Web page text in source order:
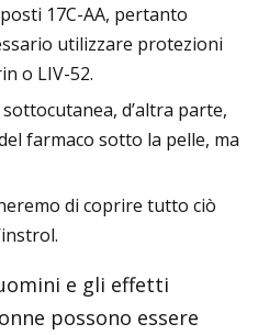
17C-AA, pertanto
utilizzare protezioni
o LIV-52.
d’altra parte,
farmaco sotto la pelle, ma
di coprire tutto ciò
e gli effetti
possono essere